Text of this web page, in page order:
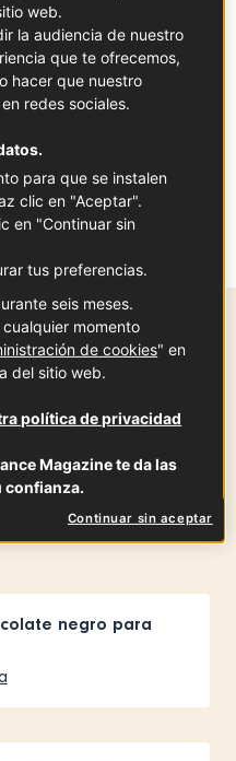
negro para
web.
la audiencia de nuestro
que te ofrecemos,
hacer que nuestro
redes sociales.
para que se instalen
clic en "Aceptar".
en "Continuar sin
tus preferencias.
seis meses.
momento
de cookies" en
del sitio web.
política de privacidad
Magazine te da las
confianza.
Continuar sin aceptar